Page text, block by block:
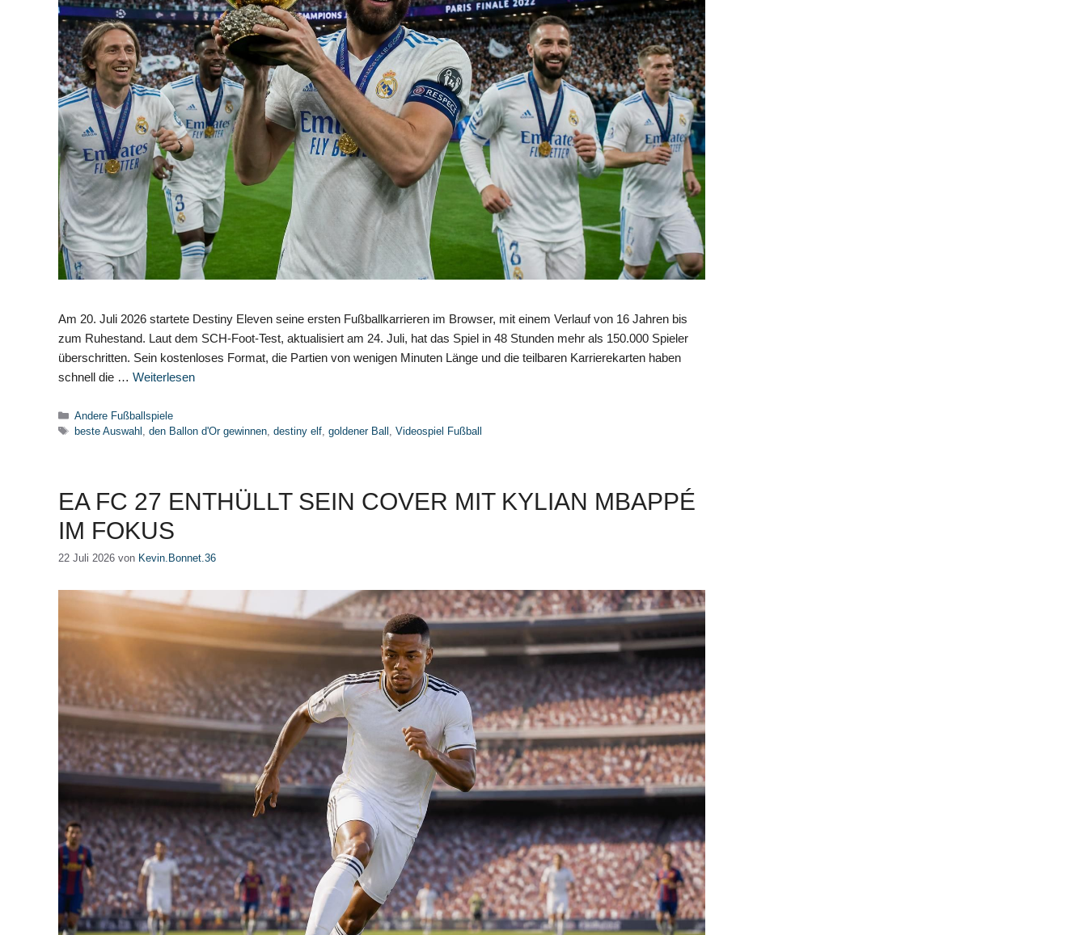
Am 20. Juli 2026 startete Destiny Eleven seine ersten Fußballkarrieren im Browser, mit einem Verlauf von 16 Jahren bis
zum Ruhestand. Laut dem SCH-Foot-Test, aktualisiert am 24. Juli, hat das Spiel in 48 Stunden mehr als 150.000 Spieler
überschritten. Sein kostenloses Format, die Partien von wenigen Minuten Länge und die teilbaren Karrierekarten haben
schnell die … Weiterlesen
Kategorien
Andere Fußballspiele
Schlagwörter
beste Auswahl ,den Ballon d'Or gewinnen ,destiny elf ,goldener Ball ,Videospiel Fußball
EA FC 27 ENTHÜLLT SEIN COVER MIT KYLIAN MBAPPÉ
IM FOKUS
22 Juli 2026 von Kevin.Bonnet.36